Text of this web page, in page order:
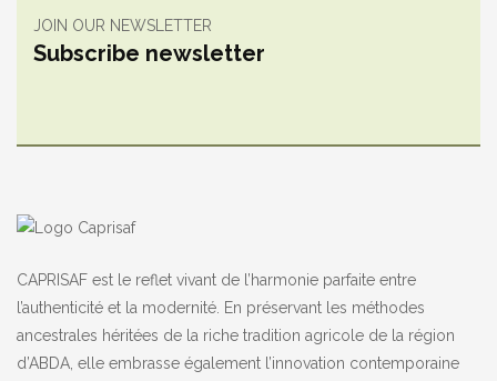
JOIN OUR NEWSLETTER
Subscribe newsletter
CAPRISAF est le reflet vivant de l’harmonie parfaite entre
l’authenticité et la modernité. En préservant les méthodes
ancestrales héritées de la riche tradition agricole de la région
d’ABDA, elle embrasse également l’innovation contemporaine